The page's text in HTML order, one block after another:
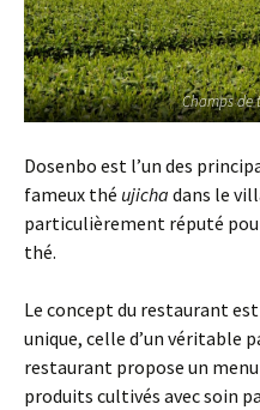
Champs de
Dosenbo est l’un des
fameux thé ujicha dans le
particulièrement réputé
thé.
Le concept du restaurant
unique, celle d’un véritable
restaurant propose un
produits cultivés avec soin